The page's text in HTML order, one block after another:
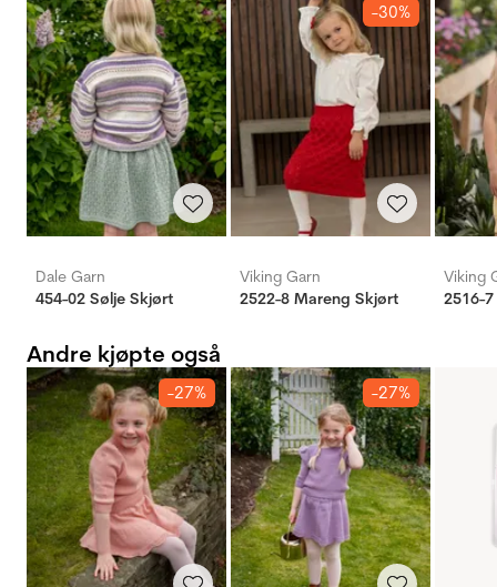
Dale Garn
454-02 Sølje Skjørt
-30%
Viking Garn
2522-8 Mareng Skjørt
Viking
2516-
Andre kjøpte også
-27% -27%